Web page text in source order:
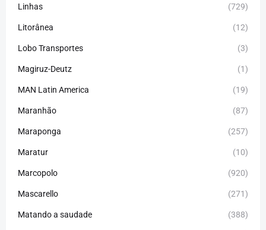
Linhas (729)
Litorânea (12)
Lobo Transportes (3)
Magiruz-Deutz (1)
MAN Latin America (19)
Maranhão (87)
Maraponga (257)
Maratur (10)
Marcopolo (920)
Mascarello (271)
Matando a saudade (388)